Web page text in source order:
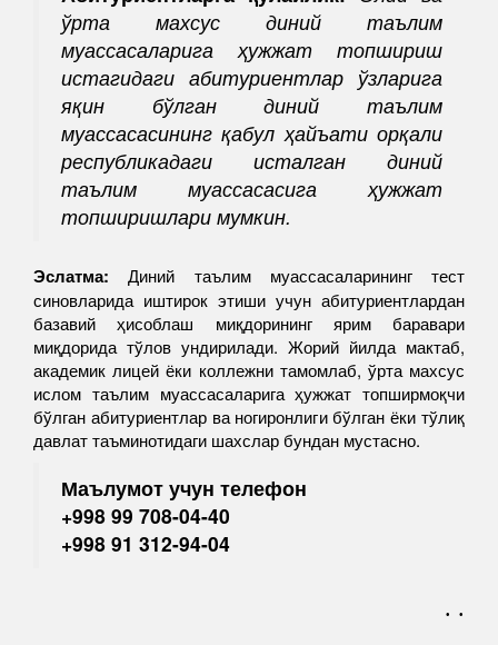
ўрта махсус диний таълим
муассасаларига ҳужжат топшириш
истагидаги абитуриентлар ўзларига
яқин бўлган диний таълим
муассасасининг қабул ҳайъати орқали
республикадаги исталган диний
таълим муассасасига ҳужжат
топширишлари мумкин.
Эслатма:Диний таълим муассасаларининг тест
синовларида иштирок этиши учун абитуриентлардан
базавий ҳисоблаш миқдорининг ярим баравари
миқдорида тўлов ундирилади. Жорий йилда мактаб,
академик лицей ёки коллежни тамомлаб, ўрта махсус
ислом таълим муассасаларига ҳужжат топширмоқчи
бўлган абитуриентлар ва ногиронлиги бўлган ёки тўлиқ
давлат таъминотидаги шахслар бундан мустасно.
Маълумот учун телефон
+998 99 708-04-40
+998 91 312-94-04
. .